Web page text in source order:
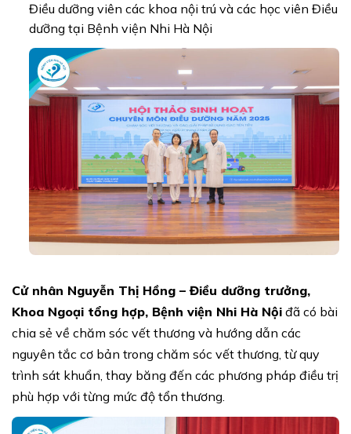
Điều dưỡng viên các khoa nội trú và các học viên Điều
dưỡng tại Bệnh viện Nhi Hà Nội
Cử nhân Nguyễn Thị Hồng –Điều dưỡng trưởng,
Khoa Ngoại tổng hợp, Bệnh viện Nhi Hà Nội đã có bài
chia sẻ về chăm sóc vết thương và hướng dẫn các
nguyên tắc cơ bản trong chăm sóc vết thương, từ quy
trình sát khuẩn, thay băng đến các phương pháp điều trị
phù hợp với từng mức độ tổn thương.